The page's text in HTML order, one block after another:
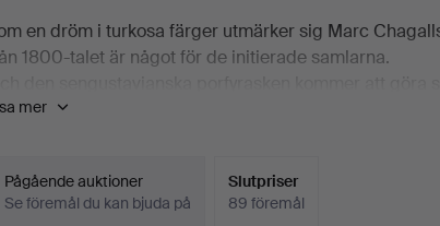
en dröm i turkosa färger utmärker sig Marc
1800-talet är något för de initierade samlarna.
Gomér & Andersson Linköping!
mer
Pågående auktioner
Se föremål du kan bjuda på
Slutpriser
89 föremål